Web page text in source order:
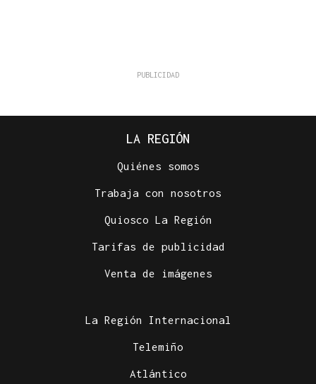
LA REGIÓN
Quiénes somos
Trabaja con nosotros
Quiosco La Región
Tarifas de publicidad
Venta de imágenes
La Región Internacional
Telemiño
Atlántico